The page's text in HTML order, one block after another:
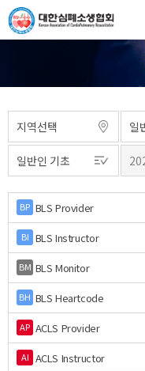
BP BLS Provider
BI BLS Instructor
BM BLS Monitor
BH BLS Heartcode
AP ACLS Provider
AI ACLS Instructor